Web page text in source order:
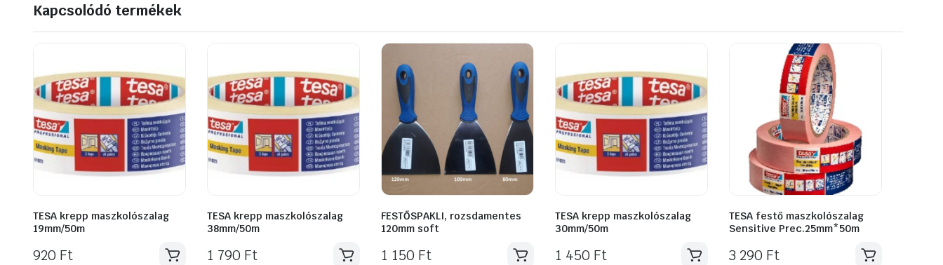
Kapcsolódó termékek
TESA krepp maszkolószalag
19mm/50m
920 Ft
TESA krepp maszkolószalag
38mm/50m
1 790 Ft
FESTŐSPAKLI, rozsdamentes
120mm soft
1 150 Ft
TESA krepp maszkolószalag
30mm/50m
1 450 Ft
TESA festő maszkolószalag
Sensitive Prec.25mm*50m
3 290 Ft